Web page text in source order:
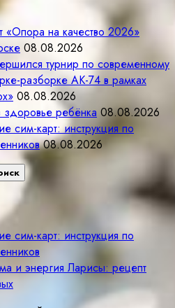
на качество 2026»
08.08.2026
турнир по современному
разборке АК-74 в рамках
08.08.2026
здоровье ребёнка 08.08.2026
сим-карт: инструкция по
08.08.2026
сим-карт: инструкция по
и энергия Ларисы: рецепт